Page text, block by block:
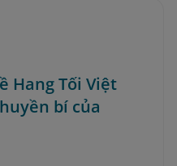
Hang Tối Việt
bí của